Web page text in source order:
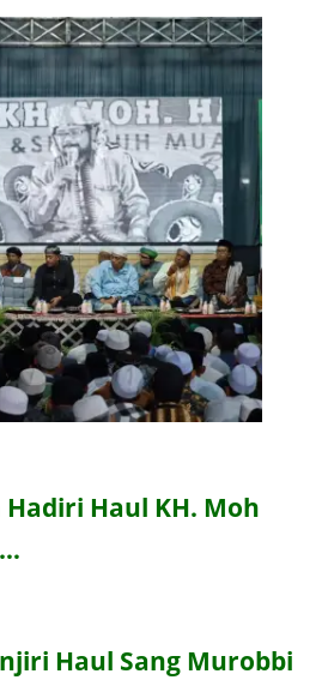
Haul KH. Moh
Haul Sang Murobbi